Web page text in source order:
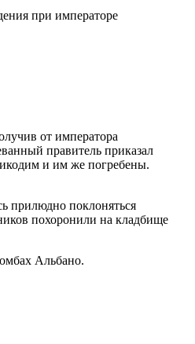
при императоре
от императора
правитель приказал
и им же погребены.
прилюдно поклоняться
похоронили на кладбище
Альбано.